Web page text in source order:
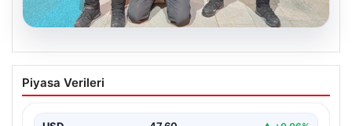
05.08.2026
FETÖ’nün Marmaris Suikast Planındaki
Teröristin Detaylı İfadesi Gün yüzüne
Piyasa Verileri